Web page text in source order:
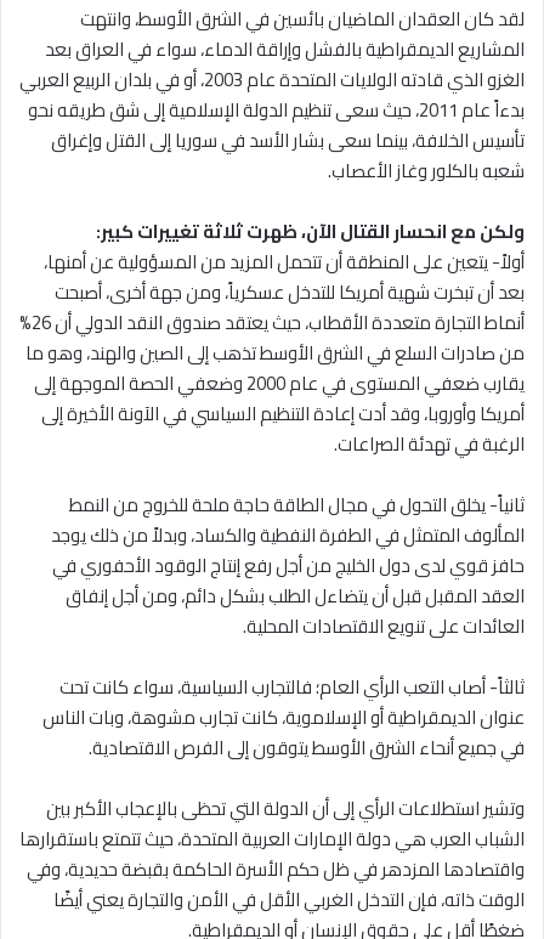
لقد كان العقدان الماضيان بائسين في الشرق الأوسط، وانتهت
المشاريع الديمقراطية بالفشل وإراقة الدماء، سواء في العراق بعد
الغزو الذي قادته الولايات المتحدة عام 2003، أو في بلدان الربيع العربي
بدءاً عام 2011، حيث سعى تنظيم الدولة الإسلامية إلى شق طريقه نحو
تأسيس الخلافة، بينما سعى بشار الأسد في سوريا إلى القتل وإغراق
شعبه بالكلور وغاز الأعصاب.
ولكن مع انحسار القتال الآن، ظهرت ثلاثة تغييرات كبير:
أولاً- يتعين على المنطقة أن تتحمل المزيد من المسؤولية عن أمنها،
بعد أن تبخرت شهية أمريكا للتدخل عسكرياً، ومن جهة أخرى، أصبحت
أنماط التجارة متعددة الأقطاب، حيث يعتقد صندوق النقد الدولي أن 26%
من صادرات السلع في الشرق الأوسط تذهب إلى الصين والهند، وهو ما
يقارب ضعفي المستوى في عام 2000 وضعفي الحصة الموجهة إلى
أمريكا وأوروبا، وقد أدت إعادة التنظيم السياسي في الآونة الأخيرة إلى
الرغبة في تهدئة الصراعات.
ثانياً- يخلق التحول في مجال الطاقة حاجة ملحة للخروج من النمط
المألوف المتمثل في الطفرة النفطية والكساد، وبدلاً من ذلك يوجد
حافز قوي لدى دول الخليج من أجل رفع إنتاج الوقود الأحفوري في
العقد المقبل قبل أن يتضاءل الطلب بشكل دائم، ومن أجل إنفاق
العائدات على تنويع الاقتصادات المحلية.
ثالثاً- أصاب التعب الرأي العام؛ فالتجارب السياسية، سواء كانت تحت
عنوان الديمقراطية أو الإسلاموية، كانت تجارب مشوهة، وبات الناس
في جميع أنحاء الشرق الأوسط يتوقون إلى الفرص الاقتصادية.
وتشير استطلاعات الرأي إلى أن الدولة التي تحظى بالإعجاب الأكبر بين
الشباب العرب هي دولة الإمارات العربية المتحدة، حيث تتمتع باستقرارها
واقتصادها المزدهر في ظل حكم الأسرة الحاكمة بقبضة حديدية، وفي
الوقت ذاته، فإن التدخل الغربي الأقل في الأمن والتجارة يعني أيضًا
ضغطًا أقل على حقوق الإنسان أو الديمقراطية.